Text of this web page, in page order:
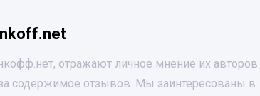
отражают личное мнение их авторов.
содержимое отзывов. Мы заинтересованы в